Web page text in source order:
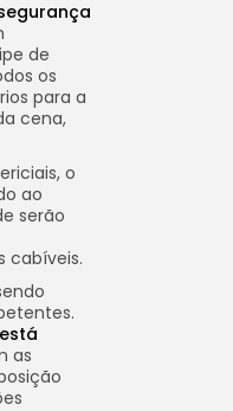
de
os
para a
cena,
o
ao
serão
cabíveis.
está
as